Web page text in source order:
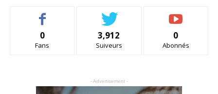
0
Fans
3,912
Suiveurs
0
Abonnés
- Advertisement -